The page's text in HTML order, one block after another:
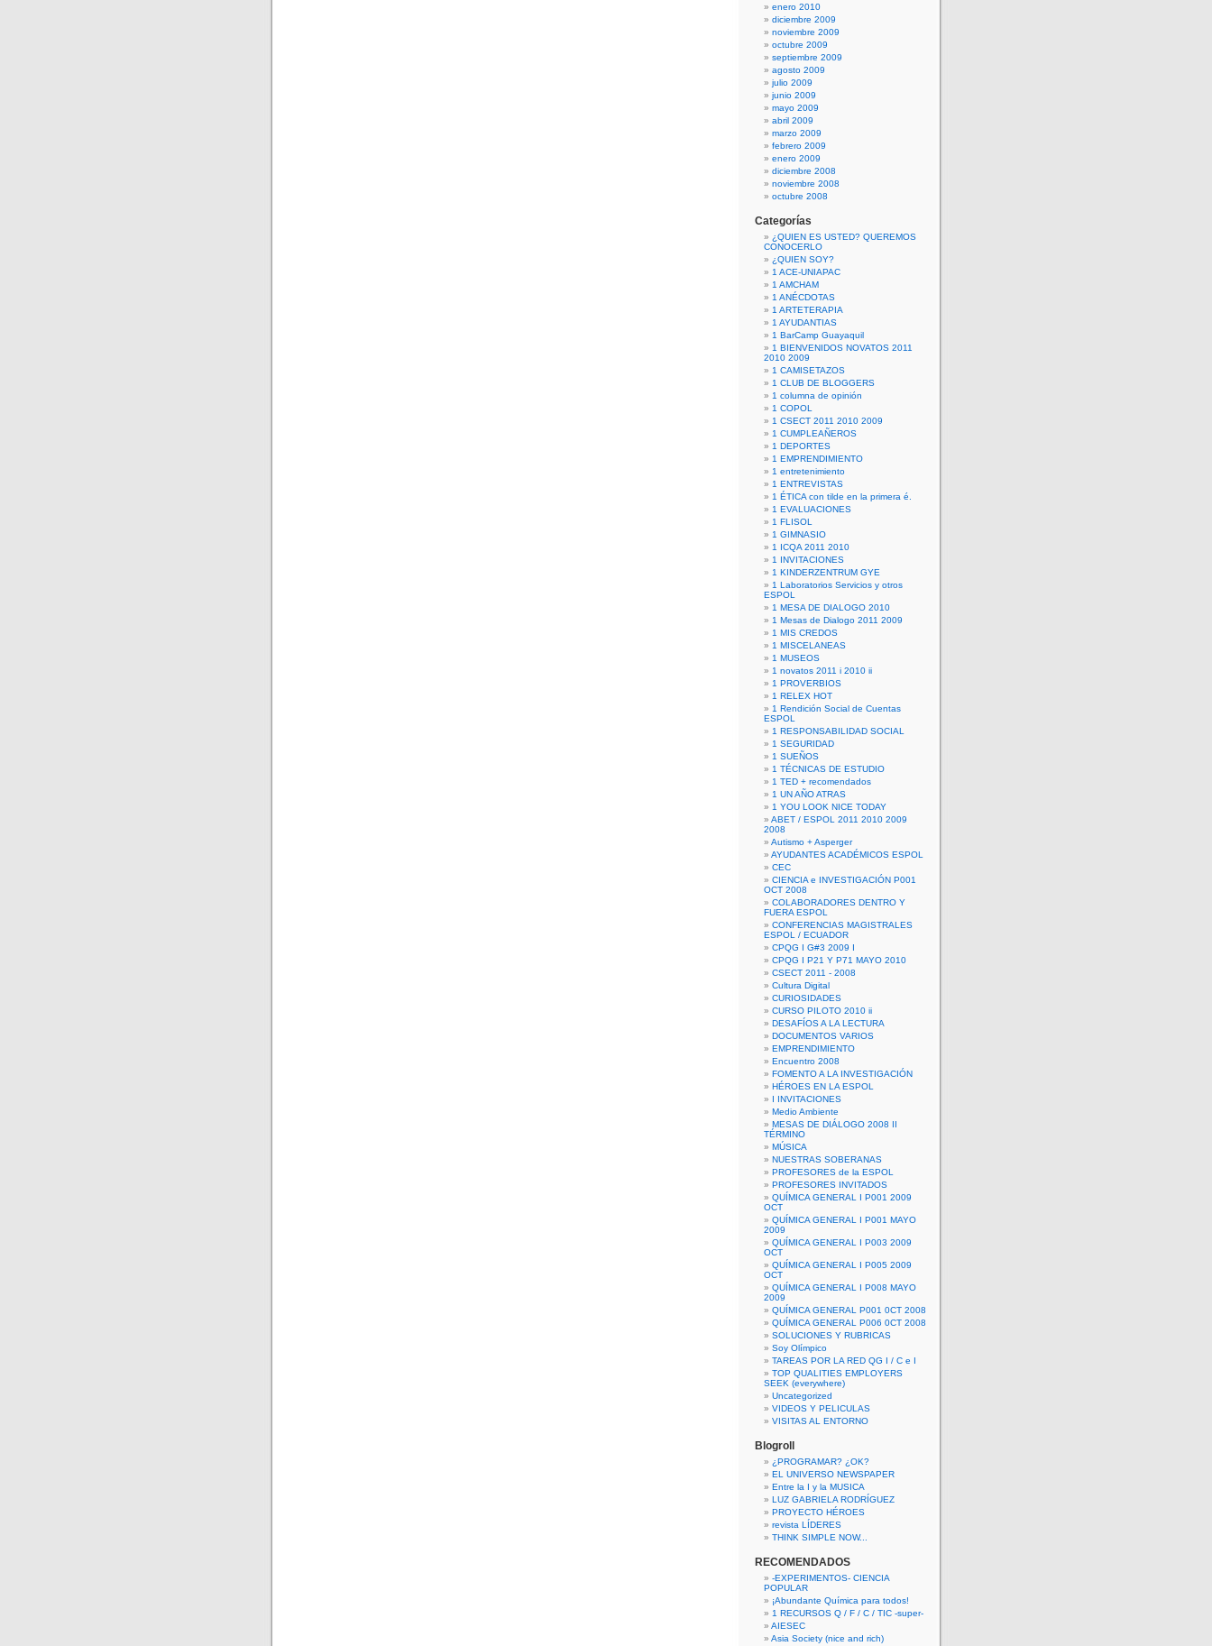
enero 2010
diciembre 2009
noviembre 2009
octubre 2009
septiembre 2009
agosto 2009
julio 2009
junio 2009
mayo 2009
abril 2009
marzo 2009
febrero 2009
enero 2009
diciembre 2008
noviembre 2008
octubre 2008
Categorías
¿QUIEN ES USTED? QUEREMOS
CONOCERLO
¿QUIEN SOY?
1 ACE-UNIAPAC
1 AMCHAM
1 ANÉCDOTAS
1 ARTETERAPIA
1 AYUDANTIAS
1 BarCamp Guayaquil
1 BIENVENIDOS NOVATOS 2011
2010 2009
1 CAMISETAZOS
1 CLUB DE BLOGGERS
1 columna de opinión
1 COPOL
1 CSECT 2011 2010 2009
1 CUMPLEAÑEROS
1 DEPORTES
1 EMPRENDIMIENTO
1 entretenimiento
1 ENTREVISTAS
1 ÉTICA con tilde en la primera é.
1 EVALUACIONES
1 FLISOL
1 GIMNASIO
1 ICQA 2011 2010
1 INVITACIONES
1 KINDERZENTRUM GYE
1 Laboratorios Servicios y otros
ESPOL
1 MESA DE DIALOGO 2010
1 Mesas de Dialogo 2011 2009
1 MIS CREDOS
1 MISCELANEAS
1 MUSEOS
1 novatos 2011 i 2010 ii
1 PROVERBIOS
1 RELEX HOT
1 Rendición Social de Cuentas
ESPOL
1 RESPONSABILIDAD SOCIAL
1 SEGURIDAD
1 SUEÑOS
1 TÉCNICAS DE ESTUDIO
1 TED + recomendados
1 UN AÑO ATRAS
1 YOU LOOK NICE TODAY
ABET / ESPOL 2011 2010 2009
2008
Autismo + Asperger
AYUDANTES ACADÉMICOS ESPOL
CEC
CIENCIA e INVESTIGACIÓN P001
OCT 2008
COLABORADORES DENTRO Y
FUERA ESPOL
CONFERENCIAS MAGISTRALES
ESPOL / ECUADOR
CPQG I G#3 2009 I
CPQG I P21 Y P71 MAYO 2010
CSECT 2011 - 2008
Cultura Digital
CURIOSIDADES
CURSO PILOTO 2010 ii
DESAFÍOS A LA LECTURA
DOCUMENTOS VARIOS
EMPRENDIMIENTO
Encuentro 2008
FOMENTO A LA INVESTIGACIÓN
HÉROES EN LA ESPOL
I INVITACIONES
Medio Ambiente
MESAS DE DIÁLOGO 2008 II
TÉRMINO
MÚSICA
NUESTRAS SOBERANAS
PROFESORES de la ESPOL
PROFESORES INVITADOS
QUÍMICA GENERAL I P001 2009
OCT
QUÍMICA GENERAL I P001 MAYO
2009
QUÍMICA GENERAL I P003 2009
OCT
QUÍMICA GENERAL I P005 2009
OCT
QUÍMICA GENERAL I P008 MAYO
2009
QUÍMICA GENERAL P001 0CT 2008
QUÍMICA GENERAL P006 0CT 2008
SOLUCIONES Y RUBRICAS
Soy Olímpico
TAREAS POR LA RED QG I / C e I
TOP QUALITIES EMPLOYERS
SEEK (everywhere)
Uncategorized
VIDEOS Y PELICULAS
VISITAS AL ENTORNO
Blogroll
¿PROGRAMAR? ¿OK?
EL UNIVERSO NEWSPAPER
Entre la I y la MUSICA
LUZ GABRIELA RODRÍGUEZ
PROYECTO HÉROES
revista LÍDERES
THINK SIMPLE NOW...
RECOMENDADOS
-EXPERIMENTOS- CIENCIA
POPULAR
¡Abundante Química para todos!
1 RECURSOS Q / F / C / TIC -super-
AIESEC
Asia Society (nice and rich)